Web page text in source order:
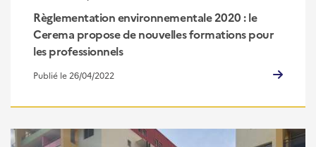
Règlementation environnementale 2020 : le
Cerema propose de nouvelles formations pour
les professionnels
Publié le 26/04/2022